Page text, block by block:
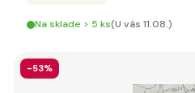
Na sklade > 5 ks(U vás 11.08.)
-53%